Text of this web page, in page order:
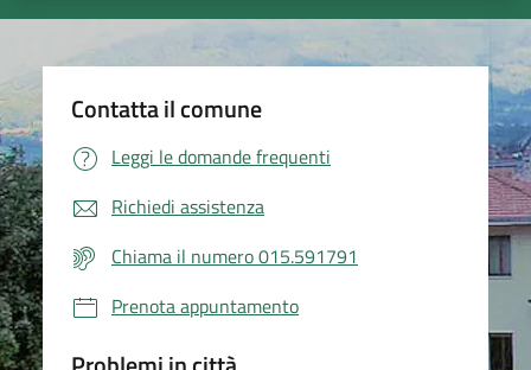
Contatta il comune
Leggi le domande frequenti
Richiedi assistenza
Chiama il numero 015.591791
Prenota appuntamento